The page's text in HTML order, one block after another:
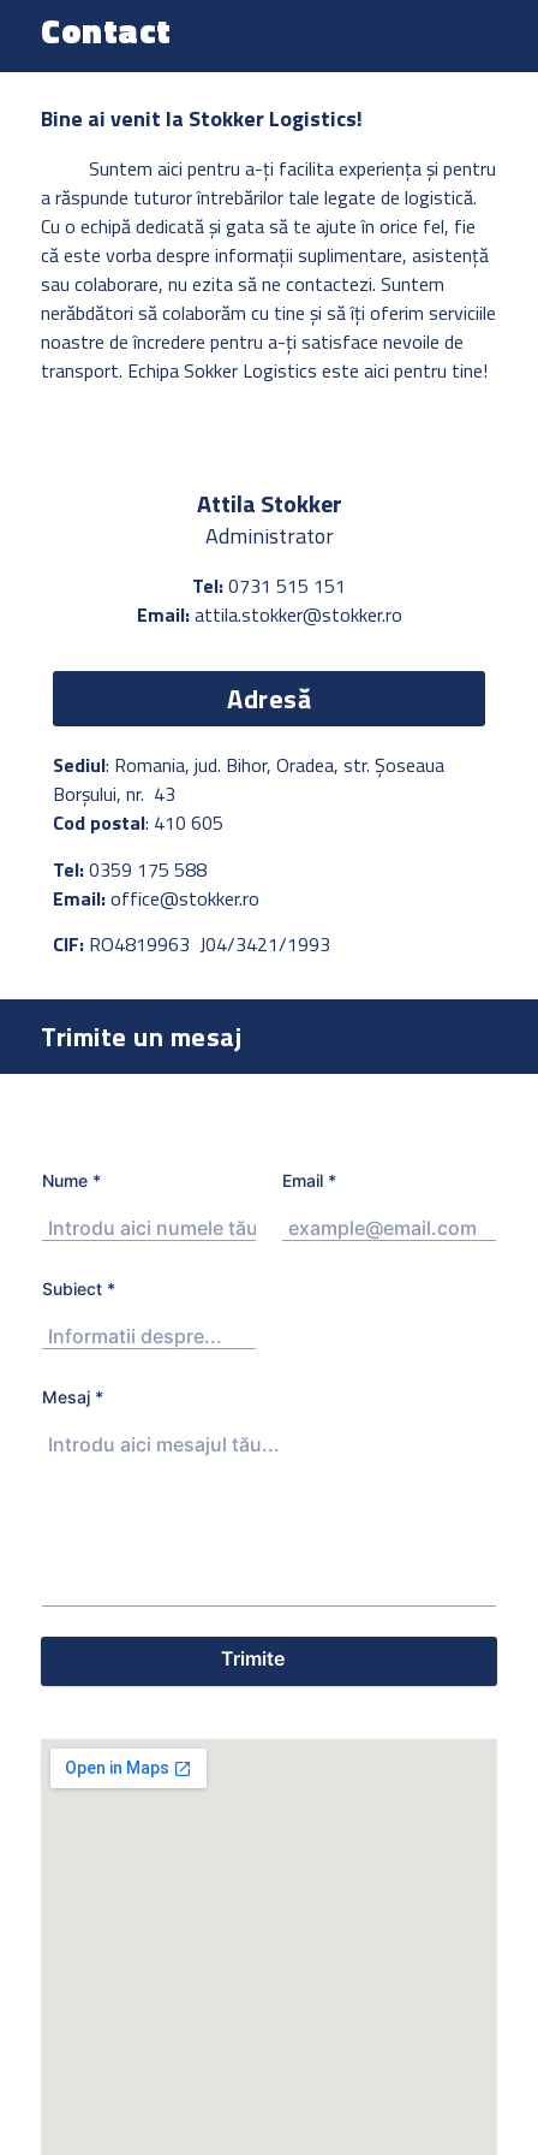
Contact
Bine ai venit la Stokker Logistics!
Suntem aici pentru a-ți facilita experiența și pentru
a răspunde tuturor întrebărilor tale legate de logistică.
Cu o echipă dedicată și gata să te ajute în orice fel, fie
că este vorba despre informații suplimentare, asistență
sau colaborare, nu ezita să ne contactezi. Suntem
nerăbdători să colaborăm cu tine și să îți oferim serviciile
noastre de încredere pentru a-ți satisface nevoile de
transport. Echipa Sokker Logistics este aici pentru tine!
Attila Stokker
Administrator
Tel:0731 515 151
Email:attila.stokker@stokker.ro
Adresă
Sediul: Romania, jud. Bihor, Oradea, str. Șoseaua
Borșului, nr. 43
Cod postal: 410 605
Tel:0359 175 588
Email:office@stokker.ro
CIF: RO4819963 J04/3421/1993
Trimite un mesaj
Nume * Email *
Subiect *
Mesaj *
Trimite